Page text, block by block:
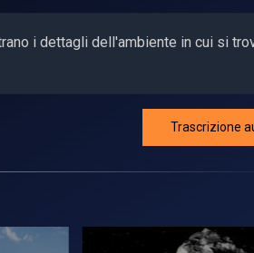
i dettagli dell'ambiente in cui si
Trascrizione